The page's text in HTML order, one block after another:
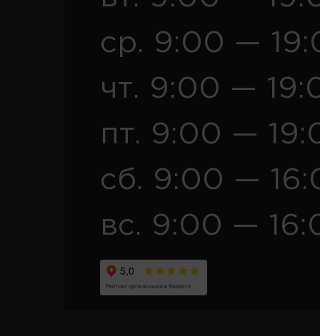
ср. 9:00 —
чт. 9:00 —
пт. 9:00 —
сб. 9:00 —
вс. 9:00 —